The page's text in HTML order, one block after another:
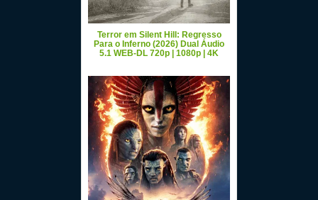
Terror em Silent Hill: Regresso
Para o Inferno (2026) Dual Áudio
5.1 WEB-DL 720p | 1080p | 4K